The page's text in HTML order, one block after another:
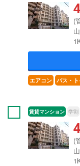
(
エアコン バス・
賃貸マンション 学割
(